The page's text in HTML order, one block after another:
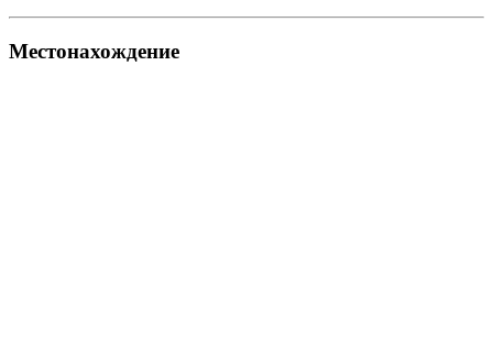
Местонахождение